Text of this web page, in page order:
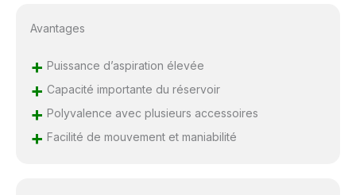
Avantages
+ Puissance d’aspiration élevée
+ Capacité importante du réservoir
+ Polyvalence avec plusieurs accessoires
+ Facilité de mouvement et maniabilité